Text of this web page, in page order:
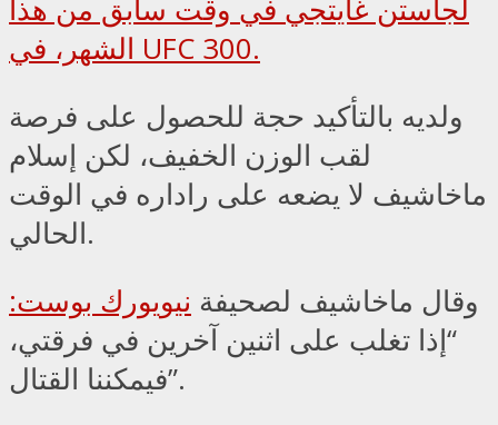
لجاستن غايتجي في وقت سابق من هذا
الشهر، في UFC 300.
ولديه بالتأكيد حجة للحصول على فرصة
لقب الوزن الخفيف، لكن إسلام
ماخاشيف لا يضعه على راداره في الوقت
الحالي.
وقال ماخاشيف لصحيفة نيويورك بوست:
“إذا تغلب على اثنين آخرين في فرقتي،
فيمكننا القتال”.